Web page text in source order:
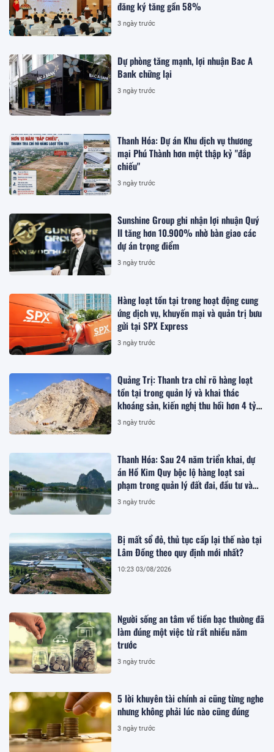
đăng ký tăng gần 58%
3 ngày trước
Dự phòng tăng mạnh, lợi nhuận Bac A
Bank chững lại
3 ngày trước
Thanh Hóa: Dự án Khu dịch vụ thương
mại Phú Thành hơn một thập kỷ "đắp
chiếu"
3 ngày trước
Sunshine Group ghi nhận lợi nhuận Quý
II tăng hơn 10.900% nhờ bàn giao các
dự án trọng điểm
3 ngày trước
Hàng loạt tồn tại trong hoạt động cung
ứng dịch vụ, khuyến mại và quản trị bưu
gửi tại SPX Express
3 ngày trước
Quảng Trị: Thanh tra chỉ rõ hàng loạt
tồn tại trong quản lý và khai thác
khoáng sản, kiến nghị thu hồi hơn 4 tỷ
đồng
3 ngày trước
Thanh Hóa: Sau 24 năm triển khai, dự
án Hồ Kim Quy bộc lộ hàng loạt sai
phạm trong quản lý đất đai, đầu tư và
quy hoạch
3 ngày trước
Bị mất sổ đỏ, thủ tục cấp lại thế nào tại
Lâm Đồng theo quy định mới nhất?
10:23 03/08/2026
Người sống an tâm về tiền bạc thường đã
làm đúng một việc từ rất nhiều năm
trước
3 ngày trước
5 lời khuyên tài chính ai cũng từng nghe
nhưng không phải lúc nào cũng đúng
3 ngày trước